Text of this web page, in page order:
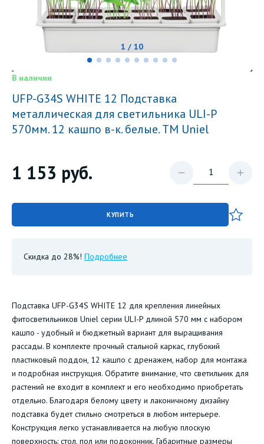
1 / 10
В наличии
UFP-G34S WHITE 12 Подставка
металлическая для светильника ULI-P
570мм. 12 кашпо в-к. белые. TM Uniel
1 153 руб.
КУПИТЬ
Скидка до 28%! Подробнее
Подставка UFP-G34S WHITE 12 для крепления линейных
фитосветильников Uniel серии ULI-P длиной 570 мм с набором
кашпо - удобный и бюджетный вариант для выращивания
рассады. В комплекте прочный стальной каркас, глубокий
пластиковый поддон, 12 кашпо с дренажем, набор для монтажа
и подробная инструкция. Обратите внимание, что светильник для
растений не входит в комплект и его необходимо приобретать
отдельно. Благодаря белому цвету и лаконичному дизайну
подставка будет стильно смотреться в любом интерьере.
Конструкция легко устанавливается на любую плоскую
поверхность: стол, пол или подоконник. Габаритные размеры